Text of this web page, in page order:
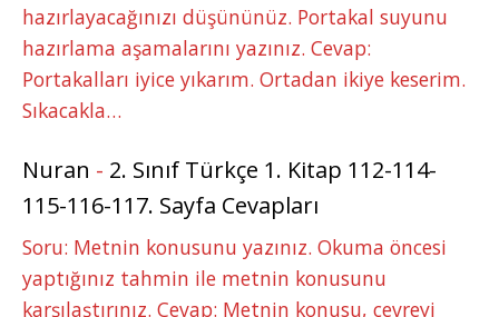
hazırlayacağınızı düşününüz. Portakal suyunu
hazırlama aşamalarını yazınız. Cevap:
Portakalları iyice yıkarım. Ortadan ikiye keserim.
Sıkacakla…
Nuran - 2. Sınıf Türkçe 1. Kitap 112-114-
115-116-117. Sayfa Cevapları
Soru: Metnin konusunu yazınız. Okuma öncesi
yaptığınız tahmin ile metnin konusunu
karşılaştırınız. Cevap: Metnin konusu, çevreyi